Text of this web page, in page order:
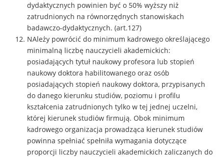
dydaktycznych powinien być o 50% wyższy niż
zatrudnionych na równorzędnych stanowiskach
badawczo-dydaktycznych. (art.127)
NAleży powrócić do minimum kadrowego określającego
minimalną liczbę nauczycieli akademickich:
posiadających tytuł naukowy profesora lub stopień
naukowy doktora habilitowanego oraz osób
posiadających stopień naukowy doktora, przypisanych
do danego kierunku studiów, poziomu i profilu
kształcenia zatrudnionych tylko w tej jednej uczelni,
której kierunek studiów firmują. Obok minimum
kadrowego organizacja prowadząca kierunek studiów
powinna spełniać spełniła wymagania dotyczące
proporcji liczby nauczycieli akademickich zaliczanych do